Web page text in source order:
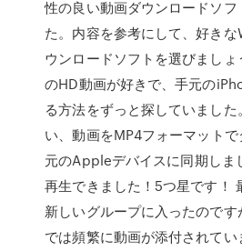
性の良い動画ダウンロードソフ
た。内容を参考にして、好き
ウンロードソフトを選びまし
のHD動画が好きで、手元の
る方法をずっと探していまし
い、動画をMP4フォーマット
元のAppleデバイスに同期しま
再生できました！5つ星です！
新しいグループに入ったので
では頻繁に動画が添付されてい